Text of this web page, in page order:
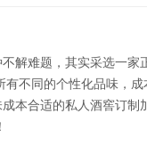
不解难题，其实采选一
有不同的个性化品味，
本合适的私人酒窖订